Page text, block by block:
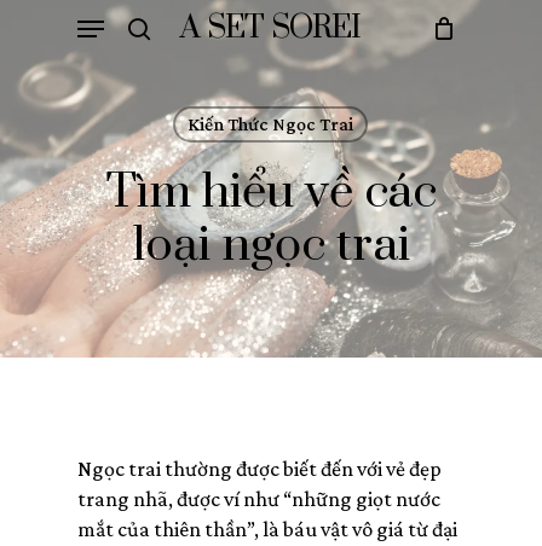
main
content
A SET SOREI
Menu
Kiến Thức Ngọc Trai
Tìm hiểu về các
loại ngọc trai
Ngọc trai thường được biết đến với vẻ đẹp
trang nhã, được ví như “những giọt nước
mắt của thiên thần”, là báu vật vô giá từ đại